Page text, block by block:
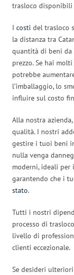
trasloco disponibili
I costi del trasloco
la distanza tra
quantità di beni
prezzo. Se hai molti
potrebbe
l’imballaggio, lo
influire sul costo
Alla nostra
qualità. I nostri
gestire i tuoi beni
nulla venga
moderni, ideali per
garantendo che i
stato.
Tutti i nostri
processo di
livello di
clienti eccezionale.
Se desideri